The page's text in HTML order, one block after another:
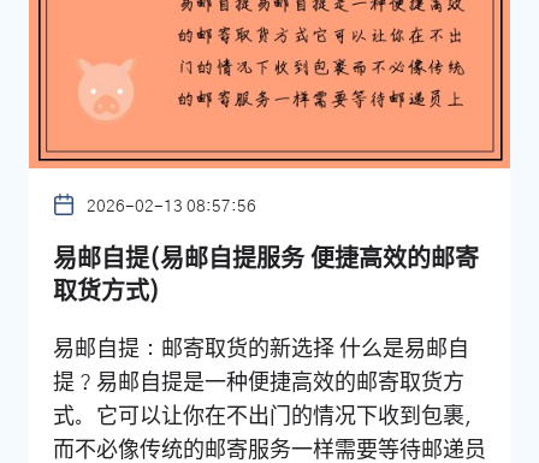
2026-02-13 08:57:56
易邮自提(易邮自提服务 便捷高效的邮寄
取货方式)
易邮自提：邮寄取货的新选择 什么是易邮自
提？易邮自提是一种便捷高效的邮寄取货方
式。它可以让你在不出门的情况下收到包裹，
而不必像传统的邮寄服务一样需要等待邮递员